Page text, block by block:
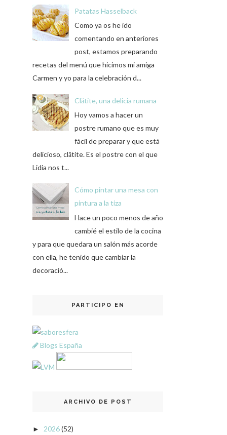
Patatas Hasselback
Como ya os he ido
comentando en anteriores
post, estamos preparando
recetas del menú que hicimos mi amiga
Carmen y yo para la celebración d...
Clătite, una delicia rumana
Hoy vamos a hacer un
postre rumano que es muy
fácil de preparar y que está
delicioso, clătite. Es el postre con el que
Lidia nos t...
Cómo pintar una mesa con
pintura a la tiza
Hace un poco menos de año
cambié el estilo de la cocina
y para que quedara un salón más acorde
con ella, he tenido que cambiar la
decoració...
PARTICIPO EN
Blogs España
ARCHIVO DE POST
► 2026(52)